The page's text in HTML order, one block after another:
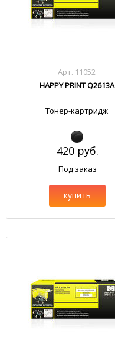
Арт. 11052
HAPPY PRINT Q2613A
Тонер-картридж
420 руб.
Под заказ
купить